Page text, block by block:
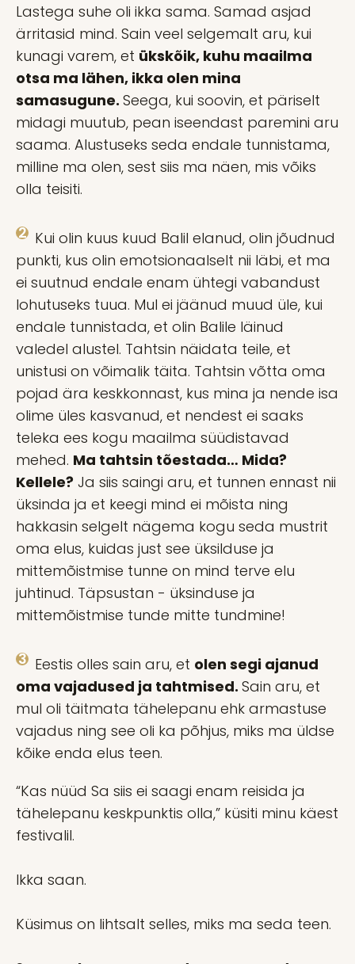
Lastega suhe oli ikka sama. Samad asjad
ärritasid mind. Sain veel selgemalt aru, kui
kunagi varem, et ükskõik, kuhu maailma
otsa ma lähen, ikka olen mina
samasugune. Seega, kui soovin, et päriselt
midagi muutub, pean iseendast paremini aru
saama. Alustuseks seda endale tunnistama,
milline ma olen, sest siis ma näen, mis võiks
olla teisiti.
Kui olin kuus kuud Balil elanud, olin jõudnud
punkti, kus olin emotsionaalselt nii läbi, et ma
ei suutnud endale enam ühtegi vabandust
lohutuseks tuua. Mul ei jäänud muud üle, kui
endale tunnistada, et olin Balile läinud
valedel alustel. Tahtsin näidata teile, et
unistusi on võimalik täita. Tahtsin võtta oma
pojad ära keskkonnast, kus mina ja nende isa
olime üles kasvanud, et nendest ei saaks
teleka ees kogu maailma süüdistavad
mehed. Ma tahtsin tõestada… Mida?
Kellele? Ja siis saingi aru, et tunnen ennast nii
üksinda ja et keegi mind ei mõista ning
hakkasin selgelt nägema kogu seda mustrit
oma elus, kuidas just see üksilduse ja
mittemõistmise tunne on mind terve elu
juhtinud. Täpsustan - üksinduse ja
mittemõistmise tunde mitte tundmine!
Eestis olles sain aru, et olen segi ajanud
oma vajadused ja tahtmised. Sain aru, et
mul oli täitmata tähelepanu ehk armastuse
vajadus ning see oli ka põhjus, miks ma üldse
kõike enda elus teen.
“Kas nüüd Sa siis ei saagi enam reisida ja
tähelepanu keskpunktis olla,” küsiti minu käest
festivalil.
Ikka saan.
Küsimus on lihtsalt selles, miks ma seda teen.